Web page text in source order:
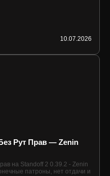
10.07.2026
Рут Прав — Zenin
на Standoff 2 0.39.2 - Zenin
патроны, нет отдачи и